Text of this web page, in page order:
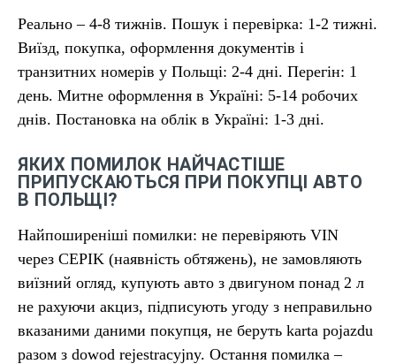
Реально – 4-8 тижнів. Пошук і перевірка: 1-2 тижні.
Виїзд, покупка, оформлення документів і
транзитних номерів у Польщі: 2-4 дні. Перегін: 1
день. Митне оформлення в Україні: 5-14 робочих
днів. Постановка на облік в Україні: 1-3 дні.
ЯКИХ ПОМИЛОК НАЙЧАСТІШЕ
ПРИПУСКАЮТЬСЯ ПРИ ПОКУПЦІ АВТО
В ПОЛЬЩІ?
Найпоширеніші помилки: не перевіряють VIN
через CEPIK (наявність обтяжень), не замовляють
виїзний огляд, купують авто з двигуном понад 2 л
не рахуючи акциз, підписують угоду з неправильно
вказаними даними покупця, не беруть karta pojazdu
разом з dowod rejestracyjny. Остання помилка –